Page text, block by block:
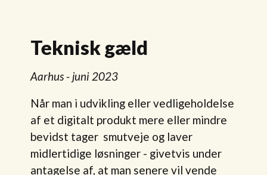
Teknisk gæld
Aarhus - juni 2023
Når man i udvikling eller vedligeholdelse
af et digitalt produkt mere eller mindre
bevidst tager smutveje og laver
midlertidige løsninger - givetvis under
antagelse af, at man senere vil vende